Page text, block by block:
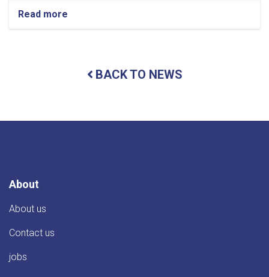
Read more
with
BACK TO NEWS
About
About us
Contact us
jobs